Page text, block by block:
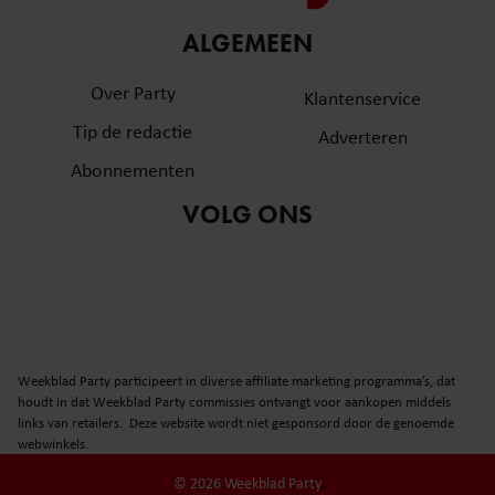
partners voor social media, adverteren en analyse. Deze
informatie die u aan ze heeft verstrekt of die ze hebben
verzameld op basis van uw gebruik van hun services. U
gebruiken.
ALGEMEEN
Over Party
Tip de redactie
Abonnementen
Klantenservice
Adverteren
VOLG ONS
Weekblad Party participeert in diverse affiliate marketing programma’s, dat
houdt in dat Weekblad Party commissies ontvangt voor aankopen middels
links van retailers. Deze website wordt niet gesponsord door de genoemde
webwinkels.
© 2026 Weekblad Party